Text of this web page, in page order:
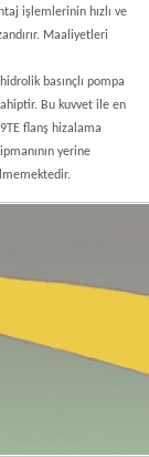
işlemlerinin hızlı ve
Maaliyetleri
basınçlı pompa
Bu kuvvet ile en
flanş hizalama
yerine